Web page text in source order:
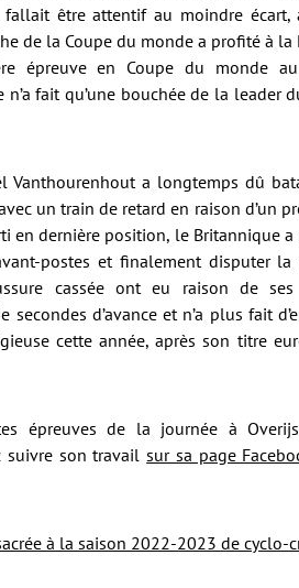
être attentif au moindre écart,
de la Coupe du monde a profité à la
épreuve en Coupe du monde
fait qu’une bouchée de la leader
Vanthourenhout a longtemps dû
un train de retard en raison d’un
en dernière position, le Britannique
postes et finalement disputer la
cassée ont eu raison de
d’avance et n’a plus fait
cette année, après son titre
épreuves de la journée à
suivre son travailsur sa page
à la saison 2022-2023 de cyclo-